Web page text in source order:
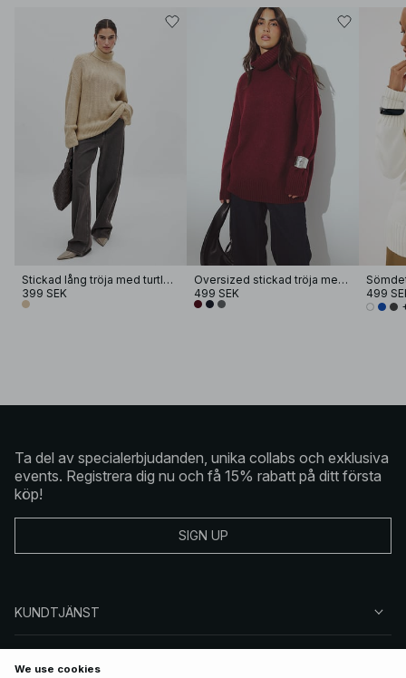
Stickad lång tröja med turtleneck
399 SEK
Oversized stickad tröja med turtleneck
499 SEK
499
Ta del av specialerbjudanden, unika collabs och exklusiva
events. Registrera dig nu och få 15% rabatt på ditt första
köp!
SIGN UP
KUNDTJÄNST